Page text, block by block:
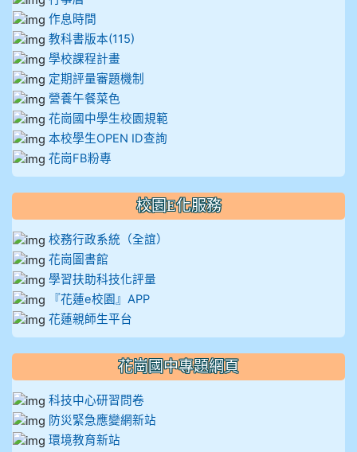
作息時間
教科書版本(115)
學校課程計畫
定期評量審題機制
營養午餐菜色
花崗國中學生校園規範
本校學生OPEN ID查詢
花崗FB粉專
校園E化服務
校務行政系統（全誼）
花崗圖書館
學習扶助科技化評量
『花蓮e校園』APP
花蓮親師生平台
花崗國中專題網頁
科技中心研習問卷
防災緊急應變網新站
環境教育新站